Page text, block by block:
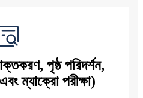
পৃষ্ঠ পরিদর্শন,
ম্যাক্রো পরীক্ষা)